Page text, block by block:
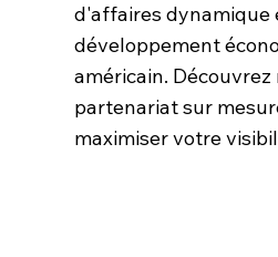
d'affaires dynamique
développement
américain.
partenariat sur
maximiser votre